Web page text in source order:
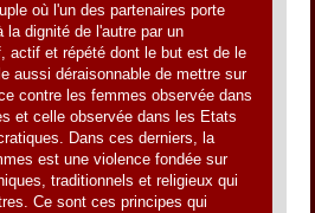
où l'un des partenaires porte
la dignité de l'autre par un
actif et répété dont le but est de le
aussi déraisonnable de mettre sur
contre les femmes observée dans
et celle observée dans les Etats
Dans ces derniers, la
est une violence fondée sur
traditionnels et religieux qui
Ce sont ces principes qui